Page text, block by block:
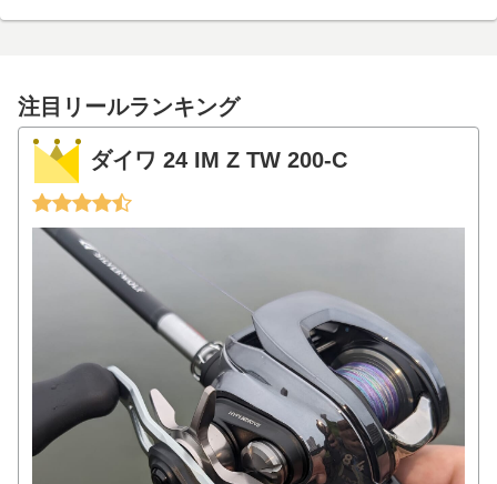
注目リールランキング
ダイワ 24 IM Z TW 200-C